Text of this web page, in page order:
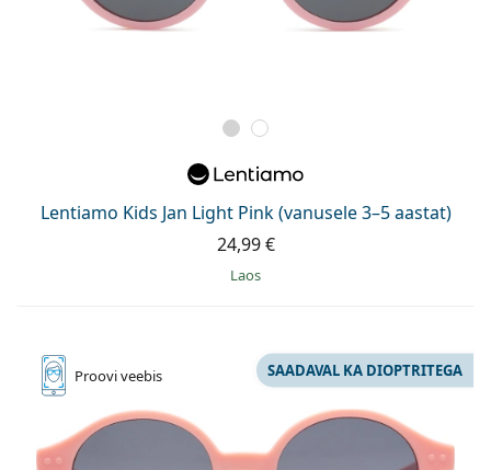
Lentiamo Kids Jan Light Pink (vanusele 3–5 aastat)
24,99 €
Laos
Prooviveebis SAADAVAL KA DIOPTRITEGA